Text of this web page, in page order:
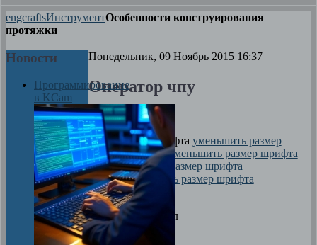
engcraftsИнструментОсобенности конструирования
протяжки
Понедельник, 09 Ноябрь 2015 16:37
Оператор чпу
АвторM. Sarah
размер шрифта уменьшить размер
шрифта
увеличить размер шрифта
Печать
Оцените материал
Новости
Программирование
в KCam